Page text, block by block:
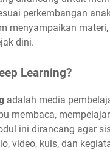
perkembangan
menyampaikan
dini.
Learning?
adalah media
membaca,
ini dirancang agar
video, kuis, dan